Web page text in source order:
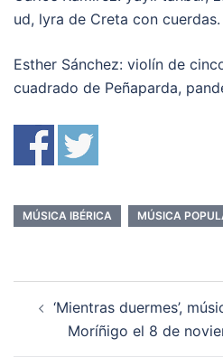
ud, lyra de Creta con cuerdas.
Esther Sánchez: violín de
cuadrado de Peñaparda,
MÚSICA IBÉRICA MÚSICA
entradas
‘Mientras duermes’,
Moríñigo el 8 de